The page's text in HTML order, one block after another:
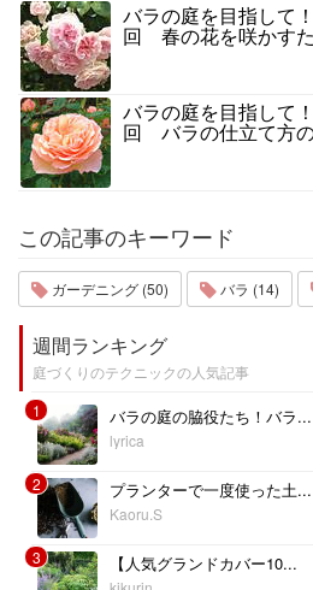
バラの庭を目指して
回 春の花を咲かす
バラの庭を目指して
回 バラの仕立て方
この記事のキーワード
ガーデニング (50) バラ (14)
週間ランキング
庭づくりのテクニックの人気記事
1
バラの庭の脇役たち！バラ...
lyrica
2 プランターで一度使った土...
Kaoru.S
3 【人気グランドカバー10...